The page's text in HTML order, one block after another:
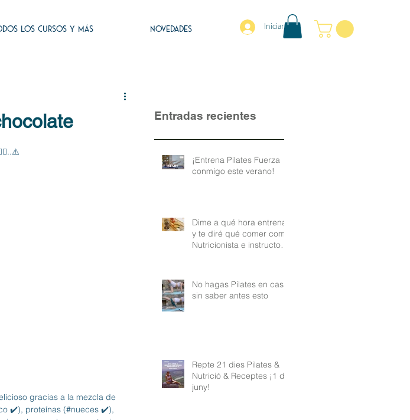
LOS CURSOS Y MÁS NOVEDADES Iniciar sesión
gracias a la mezcla de
✔️), proteínas (#nueces ✔️),
Entradas recientes
¡Entrena Pilates Fuerza
conmigo este verano!
Dime a qué hora entrenas
y te diré qué comer como
Nutricionista e instructora
No hagas Pilates en casa
sin saber antes esto
Repte 21 dies Pilates &
Nutrició & Receptes ¡1 de
juny!